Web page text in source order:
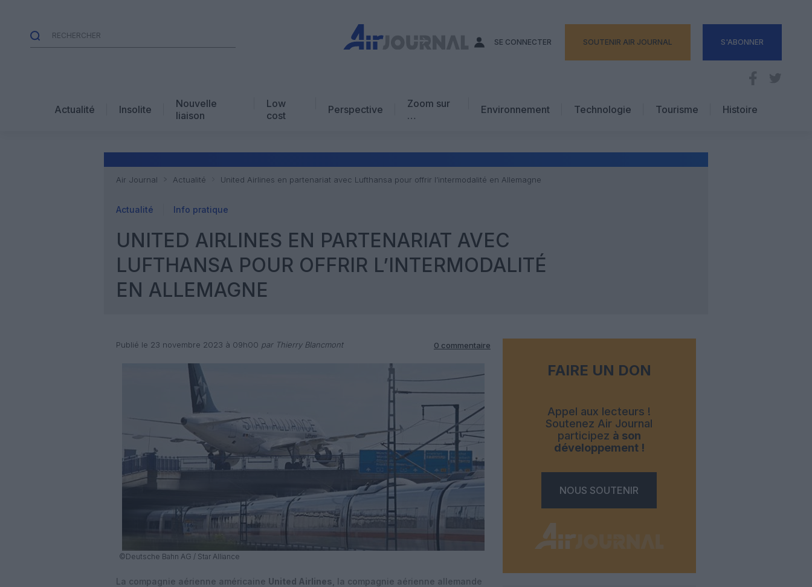
SE CONNECTER SOUTENIR AIR JOURNAL S'ABONNER
Actualité Insolite
Nouvelle
liaison
Low
cost
Perspective
Zoom sur
…
Avis d’expert
Environnement Technologie
Tourisme
Hôtellerie
Histoire
Air Journal Actualité United Airlines en partenariat avec Lufthansa pour offrir l’intermodalité en Allemagne
Actualité Info pratique
UNITED AIRLINES EN PARTENARIAT AVEC
LUFTHANSA POUR OFFRIR L’INTERMODALITÉ
EN ALLEMAGNE
Publié le 23 novembre 2023 à 09h00 par Thierry Blancmont 0 commentaire
©Deutsche Bahn AG / Star Alliance
La compagnie aérienne américaine United Airlines , la compagnie aérienne allemande
FAIRE UN DON
Appel aux lecteurs !
Soutenez Air Journal
participez à son
développement !
NOUS SOUTENIR